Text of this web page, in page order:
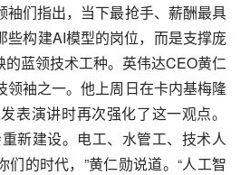
袖们指出，当下最抢手、薪酬最具
些构建AI模型的岗位，而是支撑庞
蓝领技术工种。英伟达CEO黄仁
领袖之一。他上周日在卡内基梅隆
表演讲时再次强化了这一观点。
新建设。电工、水管工、技术人
的时代，”黄仁勋说道。“人工智